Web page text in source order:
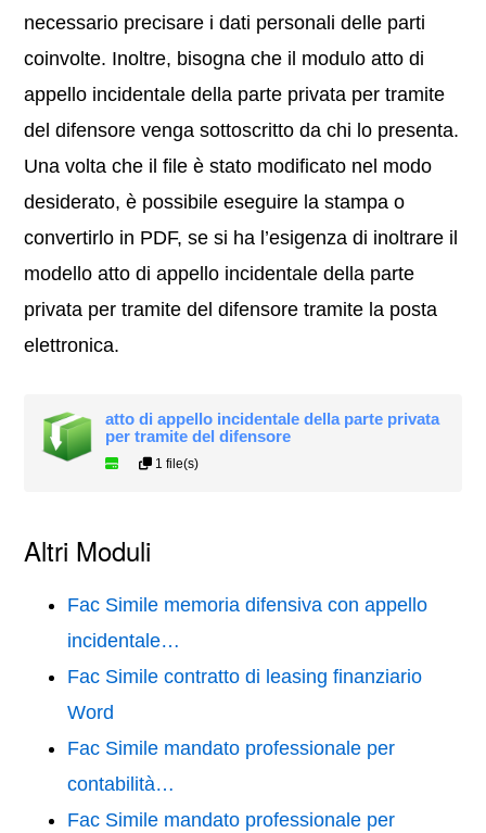
necessario precisare i dati personali delle parti
coinvolte. Inoltre, bisogna che il modulo atto di
appello incidentale della parte privata per tramite
del difensore venga sottoscritto da chi lo presenta.
Una volta che il file è stato modificato nel modo
desiderato, è possibile eseguire la stampa o
convertirlo in PDF, se si ha l’esigenza di inoltrare il
modello atto di appello incidentale della parte
privata per tramite del difensore tramite la posta
elettronica.
atto di appello incidentale della parte privata
per tramite del difensore
1 file(s)
Altri Moduli
Fac Simile memoria difensiva con appello
incidentale…
Fac Simile contratto di leasing finanziario
Word
Fac Simile mandato professionale per
contabilità…
Fac Simile mandato professionale per